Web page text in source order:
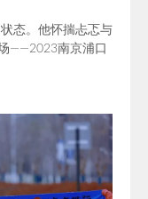
态。他怀揣忐忑与
——2023南京浦口